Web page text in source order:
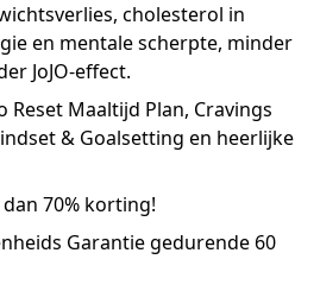
cholesterol in
en mentale scherpte, minder
JoJO-effect.
Reset Maaltijd Plan, Cravings
& Goalsetting en heerlijke
dan 70% korting!
Garantie gedurende 60